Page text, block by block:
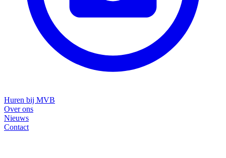
Huren bij MVB
Over ons
Nieuws
Contact